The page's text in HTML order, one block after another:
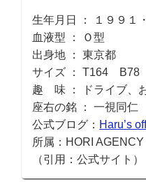
生年月日 ： １９９１
血液型 ： Ｏ型
出身地 ： 東京都
サイズ ： T164
趣 味 ： ドライブ、
座右の銘 ： 一視同仁
公式ブログ： Haru’s
所属：HORI AGENCY
（引用：公式サイト）